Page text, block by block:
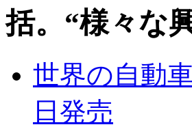
括。“様々な
世界の自動
日発売